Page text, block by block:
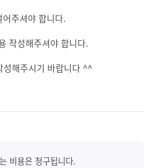
주셔야 합니다.
작성해주셔야 합니다.
성해주시기 바랍니다 ^^
비용은 청구됩니다.